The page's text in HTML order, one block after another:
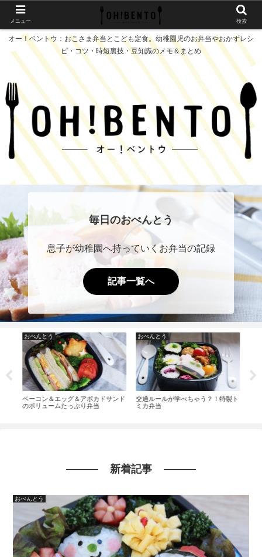
オー！ベントウ：おこさま弁当とこども定食。幼稚園児のお弁当やおかずレシ
ピ・コツ・時短裏技・豆知識のメモ＆まとめ
毎日のおべんとう
息子が幼稚園へ持っていくお弁当の記録
記事一覧へ
おべんとう
ベーコン＆エッグ＆アボカドサンド
のボリュームたっぷり弁当
おべんとう
交通ルールが学べちゃう？！特製ト
ミカ弁当
新着記事
おべんとう
メニュー 検索